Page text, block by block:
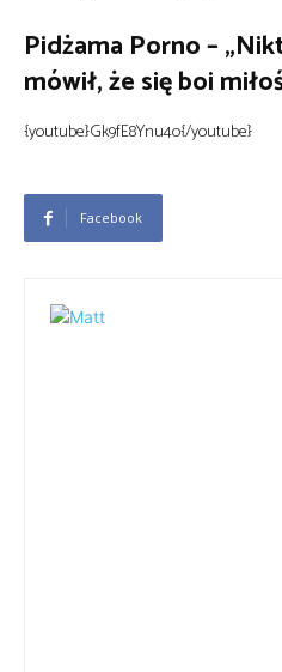
Pidżama Porno –
mówił, że się boi
{youtube}Gk9fE8Ynu4o{/youtube}
Facebook